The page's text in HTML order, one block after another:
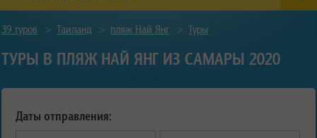
39 туров > Таиланд > пляж Най Янг > Туры
ТУРЫ В ПЛЯЖ НАЙ ЯНГ ИЗ САМАРЫ 2020
Даты отправления: